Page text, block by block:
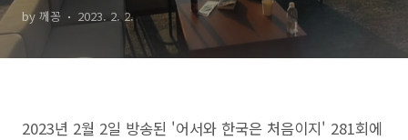
by 께꽁 2023. 2. 2.
2023년 2월 2일 방송된 '어서와 한국은 처음이지' 281회에